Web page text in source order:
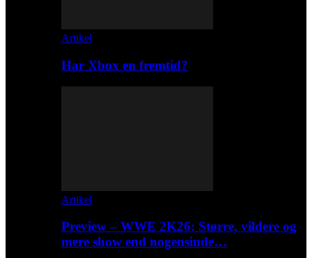
Artikel
Har Xbox en fremtid?
Artikel
Preview – WWE 2K26: Større, vildere og
mere show end nogensinde…